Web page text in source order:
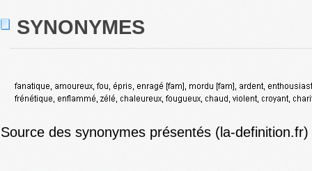
SYNONYMES
Source des synonymes présentés (la-